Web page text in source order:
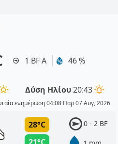
1 BF Α 46 %
Δύση Ηλίου20:43
ενημέρωση 04:08 Παρ 07 Αυγ, 2026
28°C
0 - 2 BF